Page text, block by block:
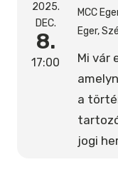
2025.
DEC.
8.
17:00
MCC
Eger,
Mi vár
a
jogi